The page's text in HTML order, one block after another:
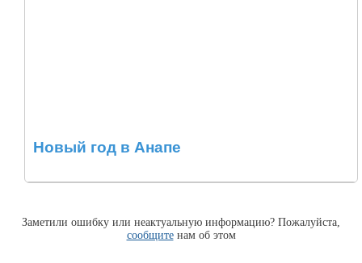
Новый год в Анапе
Заметили ошибку или неактуальную информацию? Пожалуйста,
сообщитенам об этом